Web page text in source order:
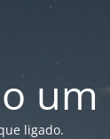
ligado.